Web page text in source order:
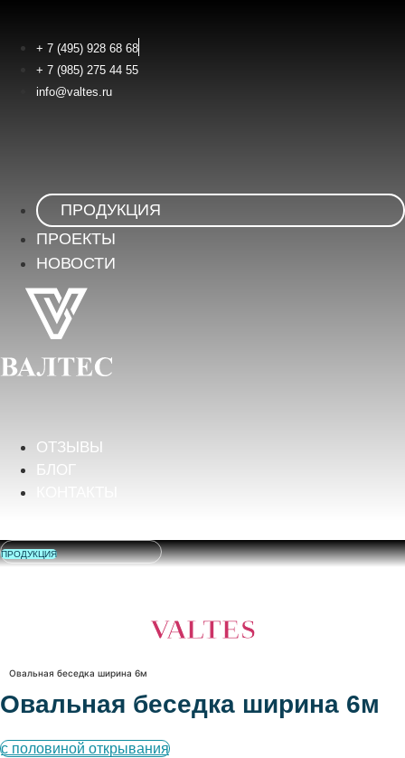
содержимому
+ 7 (495) 928 68 68
+ 7 (985) 275 44 55
info@valtes.ru
ПРОДУКЦИЯ
ПРОЕКТЫ
НОВОСТИ
ОТЗЫВЫ
БЛОГ
ПРОДУКЦИЯ
VALTES
Овальная беседка ширина 6м
Овальная беседка ширина 6м
с половиной открывания